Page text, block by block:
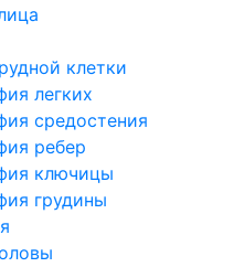
клетки
легких
средостения
ребер
ключицы
грудины